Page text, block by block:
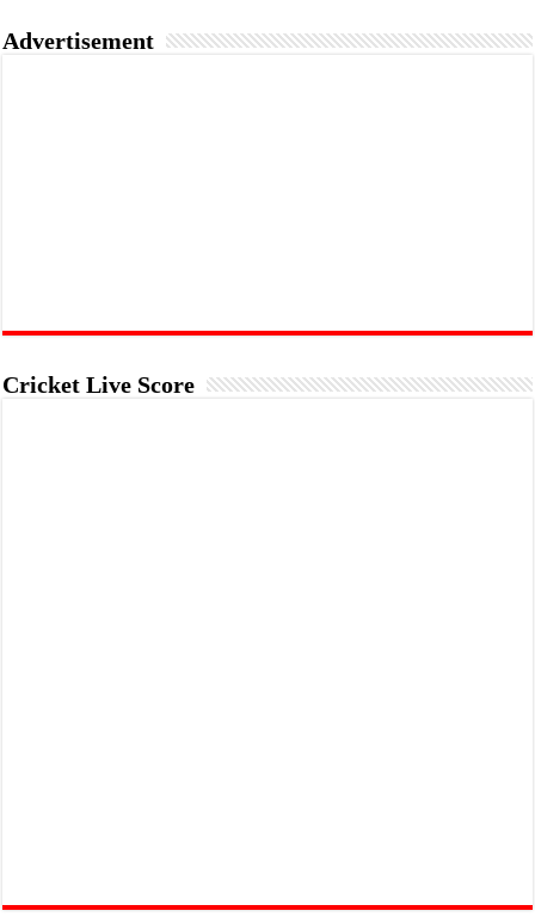
Advertisement
Cricket Live Score